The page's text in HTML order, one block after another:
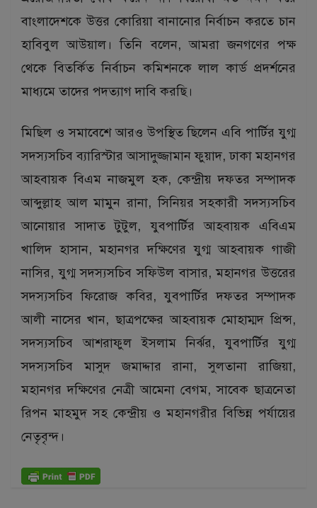
বাংলাদেশকে উত্তর কোরিয়া বানানোর নির্বাচন করতে চান
হাবিবুল আউয়াল। তিনি বলেন, আমরা জনগণের পক্ষ
থেকে বিতর্কিত নির্বাচন কমিশনকে লাল কার্ড প্রদর্শনের
মাধ্যমে তাদের পদত্যাগ দাবি করছি।
মিছিল ও সমাবেশে আরও উপস্থিত ছিলেন এবি পার্টির যুগ্ম
সদস্যসচিব ব্যারিস্টার আসাদুজ্জামান ফুয়াদ, ঢাকা মহানগর
আহবায়ক বিএম নাজমুল হক, কেন্দ্রীয় দফতর সম্পাদক
আব্দুল্লাহ আল মামুন রানা, সিনিয়র সহকারী সদস্যসচিব
আনোয়ার সাদাত টুটুল, যুবপার্টির আহবায়ক এবিএম
খালিদ হাসান, মহানগর দক্ষিণের যুগ্ম আহবায়ক গাজী
নাসির, যুগ্ম সদস্যসচিব সফিউল বাসার, মহানগর উত্তরের
সদস্যসচিব ফিরোজ কবির, যুবপার্টির দফতর সম্পাদক
আলী নাসের খান, ছাত্রপক্ষের আহবায়ক মোহাম্মদ প্রিন্স,
সদস্যসচিব আশরাফুল ইসলাম নির্ঝর, যুবপার্টির যুগ্ম
সদস্যসচিব মাসুদ জমাদ্দার রানা, সুলতানা রাজিয়া,
মহানগর দক্ষিণের নেত্রী আমেনা বেগম, সাবেক ছাত্রনেতা
রিপন মাহমুদ সহ কেন্দ্রীয় ও মহানগরীর বিভিন্ন পর্যায়ের
নেতৃবৃন্দ।